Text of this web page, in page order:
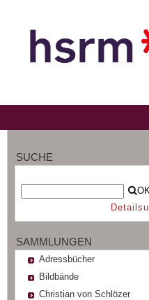
SUCHE
SAMMLUNGEN
Adressbücher
Bildbände
Christian von Schlözer